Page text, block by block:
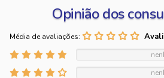
Opinião dos
Média de avaliações: